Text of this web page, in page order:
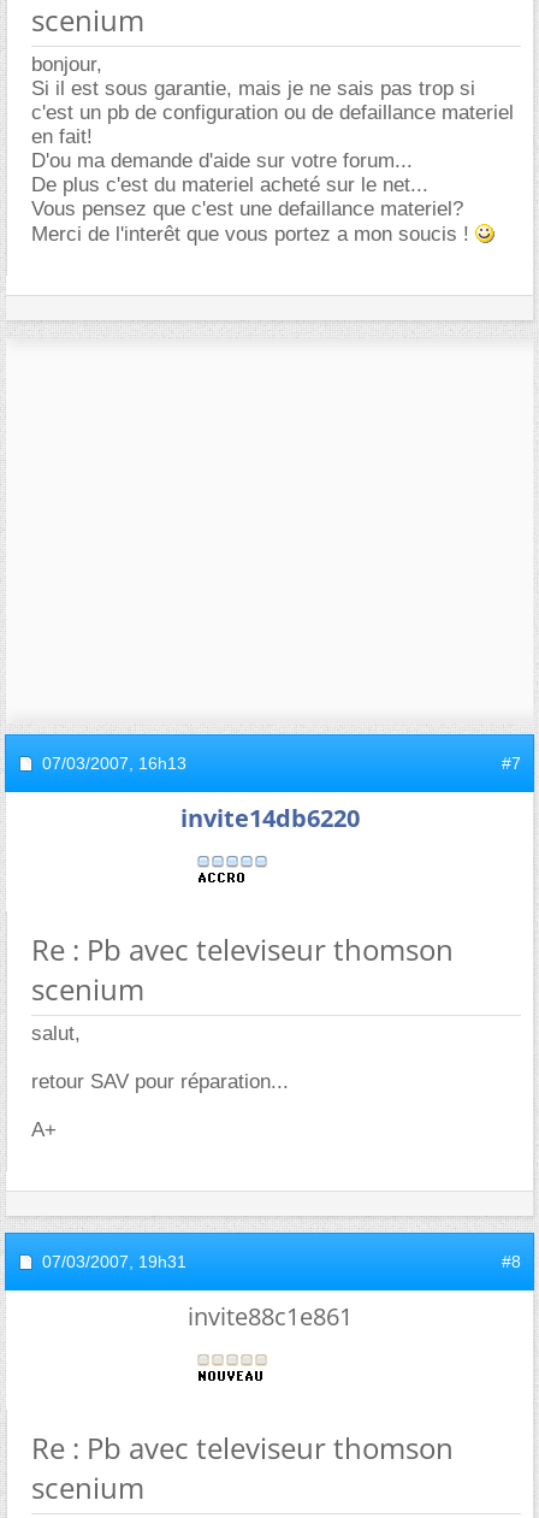
scenium
bonjour,
Si il est sous garantie, mais je ne sais pas trop si
c'est un pb de configuration ou de defaillance materiel
en fait!
D'ou ma demande d'aide sur votre forum...
De plus c'est du materiel acheté sur le net...
Vous pensez que c'est une defaillance materiel?
Merci de l'interêt que vous portez a mon soucis !
07/03/2007, 16h13 #7
invite14db6220
Re : Pb avec televiseur thomson
scenium
salut,
retour SAV pour réparation...
A+
07/03/2007, 19h31 #8
invite88c1e861
Re : Pb avec televiseur thomson
scenium